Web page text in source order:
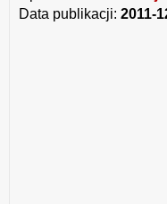
Data publikacji: 2011-